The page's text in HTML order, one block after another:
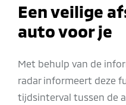
Een veilige
auto voor je
Met behulp van de
radar informeert deze
tijdsinterval tussen de